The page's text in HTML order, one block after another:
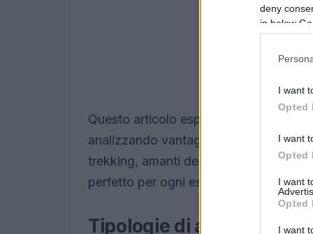
deny
in below
I want
Opted
I want
Opted
I want
Opted
I want
Questo articolo esplora le varie
analizzando vantaggi e svantaggi di
trekking, amanti della neve o in cerca
perfetto per ogni esigenza.
Tipologie di alloggio in